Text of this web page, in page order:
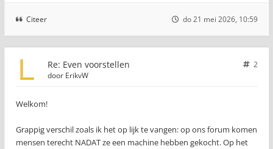
Citeer do 21 mei 2026, 10:59
Re: Even voorstellen
2
door ErikvW
Welkom!
Grappig verschil zoals ik het op lijk te vangen: op ons forum komen
mensen terecht NADAT ze een machine hebben gekocht. Op het